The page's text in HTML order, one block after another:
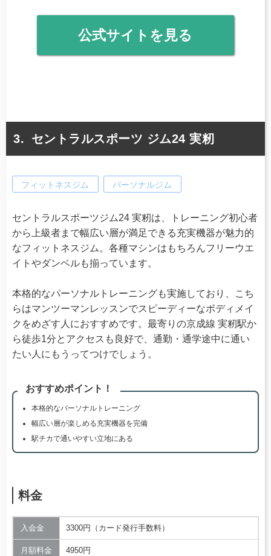
公式サイトを見る
セントラルスポーツ ジム24 実籾
フィットネスジム パーソナルジム
セントラルスポーツジム24 実籾は、トレーニング初心者
から上級者まで幅広い層が満足できる充実機器が魅力的
なフィットネスジム。各種マシンはもちろんフリーウエ
イトやダンベルも揃っています。
本格的なパーソナルトレーニングも実施しており、こち
らはマンツーマンレッスンでスピーディーなボディメイ
クをめざす人におすすめです。最寄りの京成線 実籾駅か
ら徒歩1分とアクセスも良好で、通勤・通学途中に通い
たい人にもうってつけでしょう。
おすすめポイント！
本格的なパーソナルトレーニング
幅広い層が楽しめる充実機器を完備
駅チカで通いやすい立地にある
料金
入会金 3300円（カード発行手数料）
月額料金 4950円